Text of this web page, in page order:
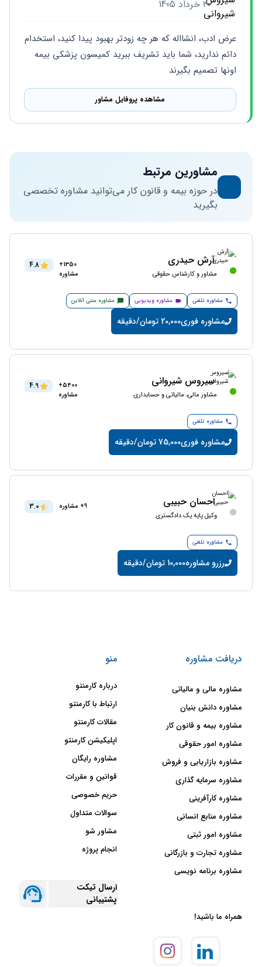
20 خرداد 1405
اونها تصمیم بگیرند
مشاهده پروفایل مشاور
مشاورین مرتبط
در حوزه بیمه و قانون کار می‌توانید مشاوره تخصصی
بگیرید
آرش حیدری
مشاور و کارشناس حقوقی
1350+
مشاوره
4.8
مشاوره تلفنی مشاوره ویدیویی مشاوره متنی آنلاین
مشاوره فوری20,000 تومان/دقیقه
سیروس شیروانی
مشاور مالی، مالیاتی و حسابداری
5400+
مشاوره
4.9
مشاوره تلفنی
مشاوره فوری75,000 تومان/دقیقه
احسان حبیبی
وکیل پایه یک دادگستری
9+ مشاوره 3.0
مشاوره تلفنی
رزرو مشاوره10,000 تومان/دقیقه
دریافت مشاوره
مشاوره مالی و مالیاتی
مشاوره دانش بنیان
مشاوره بیمه و قانون کار
مشاوره امور حقوقی
مشاوره بازاریابی و فروش
مشاوره سرمایه گذاری
مشاوره کارآفرینی
مشاوره منابع انسانی
مشاوره امور ثبتی
مشاوره تجارت و بازرگانی
مشاوره برنامه نویسی
منو
درباره کارمنتو
ارتباط با کارمنتو
مقالات کارمنتو
اپلیکیشن کارمنتو
مشاوره رایگان
قوانین و مقررات
حریم خصوصی
سوالات متداول
مشاور شو
انجام پروژه
ارسال تیکت
پشتیبانی
همراه ما باشید!